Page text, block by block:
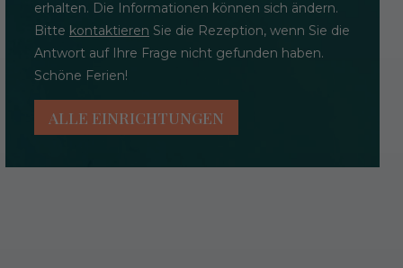
erhalten. Die Informationen können sich ändern.
Bitte kontaktieren Sie die Rezeption, wenn Sie die
Antwort auf Ihre Frage nicht gefunden haben.
Schöne Ferien!
ALLE EINRICHTUNGEN